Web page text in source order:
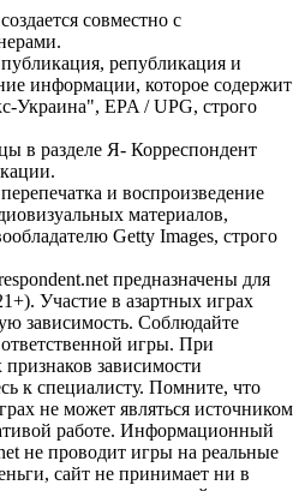
совместно с
републикация и
информации, которое содержит
Украина", EPA / UPG, строго
в разделе Я- Корреспондент
и воспроизведение
материалов,
Getty Images, строго
предназначены для
Участие в азартных играх
зависимость. Соблюдайте
игры. При
зависимости
к специалисту. Помните, что
не может являться источником
работе. Информационный
не проводит игры на реальные
сайт не принимает ни в